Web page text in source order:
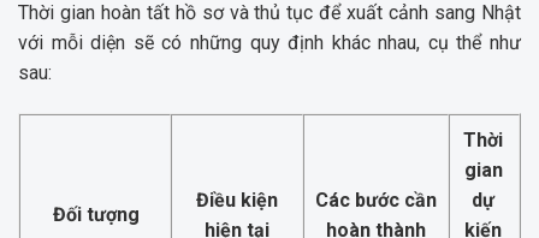
Thời gian hoàn tất hồ sơ và thủ tục để xuất cảnh sang Nhật
với mỗi diện sẽ có những quy định khác nhau, cụ thể như
sau:
Đối tượng
Điều kiện
hiện tại
Các bước cần
hoàn thành
Thời
gian
dự
kiến